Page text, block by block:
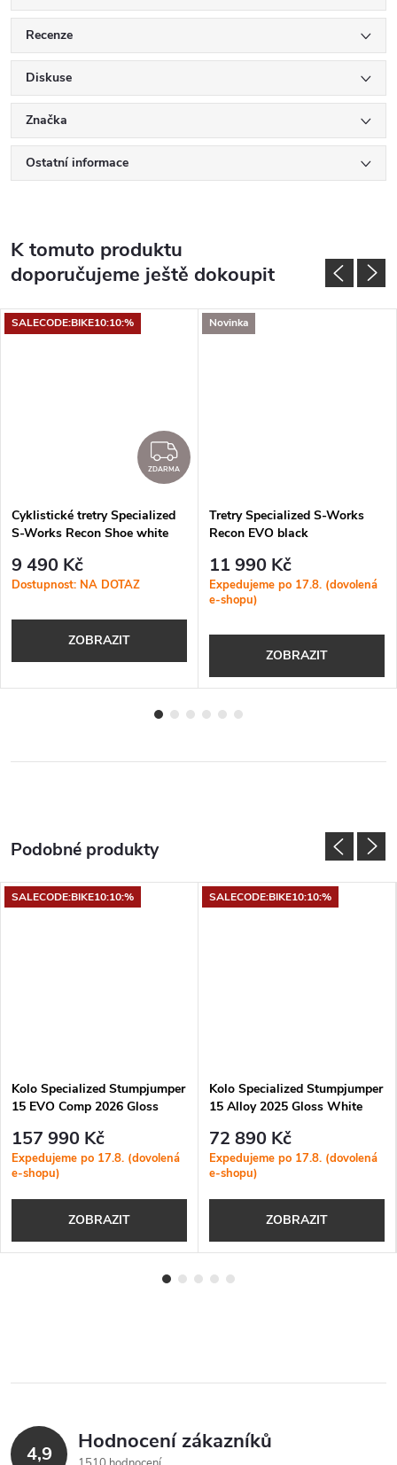
Recenze
Diskuse
Značka
Ostatní informace
K tomuto produktu
doporučujeme ještě dokoupit
SALECODE:BIKE10:10:%
ZDARMA
ZDARMA
Cyklistické tretry Specialized
S-Works Recon Shoe white
9 490 Kč
Dostupnost: NA DOTAZ
ZOBRAZIT
Novinka
Tretry Specialized S-Works
Recon EVO black
11 990 Kč
Expedujeme po 17.8. (dovolená
e-shopu)
ZOBRAZIT
SALECODE:BIKE10:10:%
Kolo Specialized Stumpjumper
15 EVO Comp 2026 Gloss
157 990 Kč
Expedujeme po 17.8. (dovolená
e-shopu)
ZOBRAZIT
SALECODE:BIKE10:10:%
Kolo Specialized Stumpjumper
15 Alloy 2025 Gloss White
72 890 Kč
Expedujeme po 17.8. (dovolená
e-shopu)
ZOBRAZIT
4,9 Hodnocení zákazníků